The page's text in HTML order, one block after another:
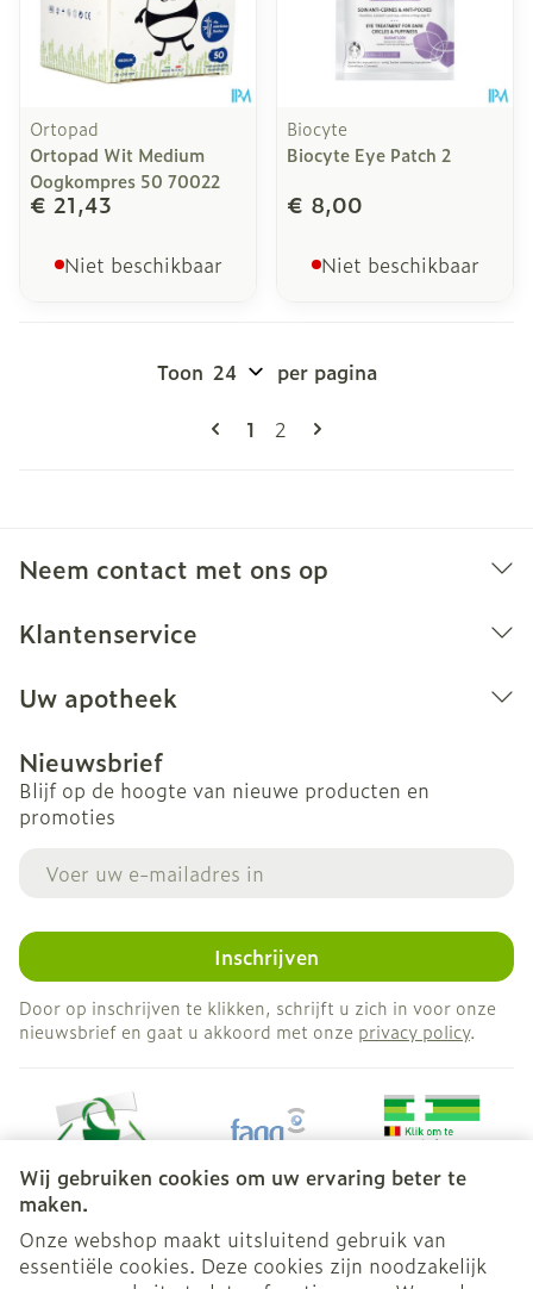
Wij gebruiken cookies om uw ervaring beter te
maken.
Onze webshop maakt uitsluitend gebruik van
essentiële cookies. Deze cookies zijn noodzakelijk
Ortopad
Ortopad Wit Medium
Oogkompres 50 70022
€ 21,43
Niet beschikbaar
Biocyte
Biocyte Eye Patch 2
€ 8,00
Niet beschikbaar
Pagina's
U lees momenteel pagina
1 Pagina
2
Toon per pagina
Neem contact met ons op
Klantenservice
Uw apotheek
Nieuwsbrief
Blijf op de hoogte van nieuwe producten en
promoties
Inschrijven
Door op inschrijven te klikken, schrijft u zich in voor onze
nieuwsbrief en gaat u akkoord met onze privacy policy.
Juridische links